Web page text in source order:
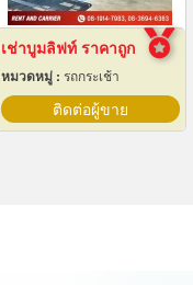
เช่าบูมลิฟท์ ราคาถูก
หมวดหมู่ : รถกระเช้า
ติดต่อผู้ขาย